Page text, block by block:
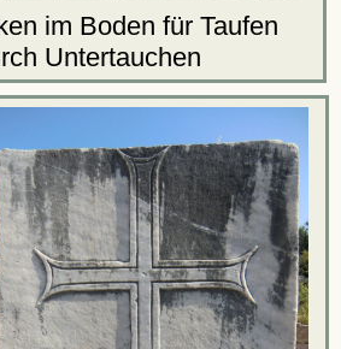
im Boden für Taufen
Untertauchen